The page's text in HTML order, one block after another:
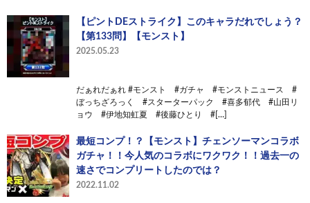
【ピントDEストライク】このキャラだれでしょう？
【第133問】【モンスト】
2025.05.23
だぁれだぁれ #モンスト #ガチャ #モンストニュース #
ぼっちざろっく #スターターパック #喜多郁代 #山田リ
ョウ #伊地知虹夏 #後藤ひとり #[…]
最短コンプ！？【モンスト】チェンソーマンコラボ
ガチャ！！今人気のコラボにワクワク！！過去一の
速さでコンプリートしたのでは？
2022.11.02